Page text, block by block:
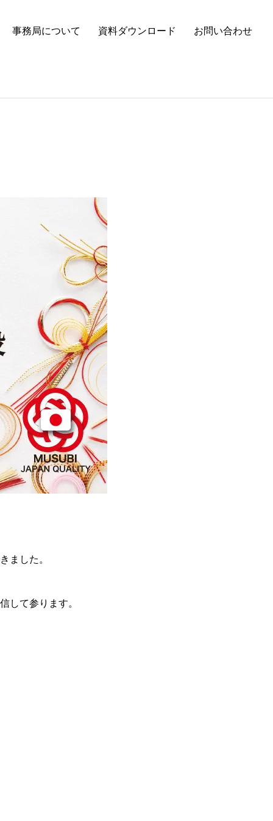
事務局について 資料ダウンロード お問い合わせ
ました。
して参ります。